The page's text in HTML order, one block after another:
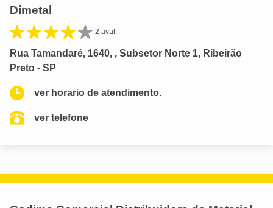
Dimetal
2 aval.
Rua Tamandaré, 1640, , Subsetor Norte 1, Ribeirão
Preto - SP
ver horario de atendimento.
ver telefone